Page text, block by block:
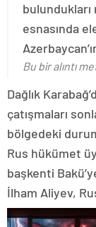
bulundukları
esnasında
Bu bir alıntı
Dağlık
çatışmaları
bölgedeki
Rus hükümet
başkenti
İlham Aliyev,